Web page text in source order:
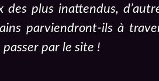
des plus inattendus,
parviendront-ils à
passer par le site !